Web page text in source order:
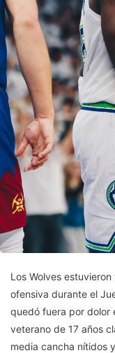
Los Wolves
ofensiva durante el
quedó fuera por dolor
veterano de 17 años
media cancha nítidos